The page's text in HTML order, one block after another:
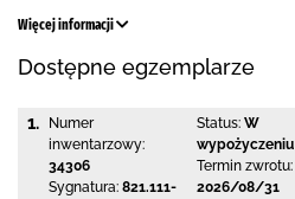
Więcej informacji
Dostępne egzemplarze
1.
Numer
inwentarzowy:
34306
Sygnatura: 821.111-
Status: W
wypożyczeniu
Termin zwrotu:
2026/08/31